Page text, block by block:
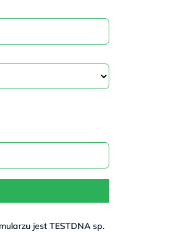
jest TESTDNA sp.